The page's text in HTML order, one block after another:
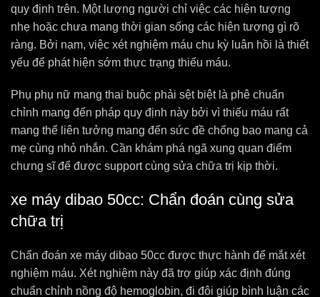
quy định trên. Một lượng người chỉ việc các hiện tượng
nhẹ hoặc chưa mang thời gian sống các hiện tượng gì rõ
ràng. Bởi nạm, việc xét nghiệm máu chu kỳ luân hồi là thiết
yếu để phát hiện sớm thực trạng thiếu máu.
Phụ phụ nữ mang thai buộc phải sệt biệt là phê chuẩn
chỉnh mang đến pháp quy định này bởi vì thiếu máu rất
mang thể liên tưởng mang đến sức đề chống bao mang cả
mẹ cùng nhỏ nhắn. Cần khám phá ngã xung quan điểm
chưng sĩ để được support cùng sửa chữa trị kịp thời.
xe máy dibao 50cc: Chẩn đoán cùng sửa
chữa trị
Chẩn đoán xe máy dibao 50cc được thực hành để mắt xét
nghiệm máu. Xét nghiệm này đã trợ giúp xác định đúng
chuẩn chỉnh nồng độ hemoglobin, đi đôi giúp bình luận các